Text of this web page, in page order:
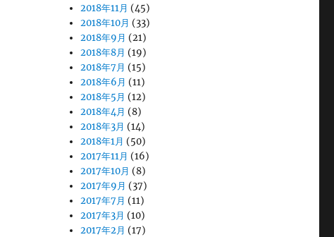
2018年11月 (45)
2018年10月 (33)
2018年9月 (21)
2018年8月 (19)
2018年7月 (15)
2018年6月 (11)
2018年5月 (12)
2018年4月 (8)
2018年3月 (14)
2018年1月 (50)
2017年11月 (16)
2017年10月 (8)
2017年9月 (37)
2017年7月 (11)
2017年3月 (10)
2017年2月 (17)